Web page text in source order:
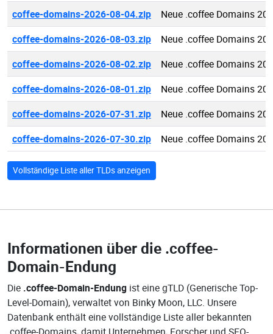
coffee-domains-2026-08-04.zip
Neue .coffee Domains
coffee-domains-2026-08-03.zip
Neue .coffee Domains
coffee-domains-2026-08-02.zip
Neue .coffee Domains
coffee-domains-2026-08-01.zip
Neue .coffee Domains
coffee-domains-2026-07-31.zip
Neue .coffee Domains
coffee-domains-2026-07-30.zip
Neue .coffee Domains
Vollständige Liste aller TLDs anzeigen
Informationen über die .coffee-
Domain-Endung
Die .coffee-Domain-Endung ist eine gTLD (Generische Top-
Level-Domain), verwaltet von Binky Moon, LLC. Unsere
Datenbank enthält eine vollständige Liste aller bekannten